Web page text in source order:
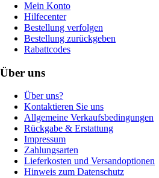
Mein Konto
Hilfecenter
Bestellung verfolgen
Bestellung zurückgeben
Rabattcodes
Über uns
Über uns?
Kontaktieren Sie uns
Allgemeine Verkaufsbedingungen
Rückgabe & Erstattung
Impressum
Zahlungsarten
Lieferkosten und Versandoptionen
Hinweis zum Datenschutz